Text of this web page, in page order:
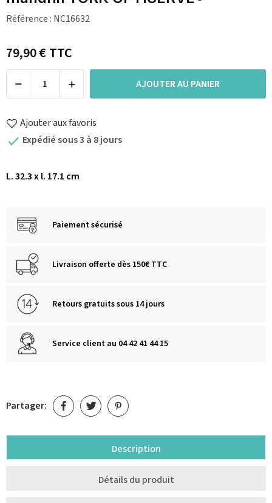
Référence : NC16632
79,90 €TTC
AJOUTER AU PANIER
Ajouter aux favoris
 Expédié sous 3 à 8 jours
L. 32.3 x l. 17.1 cm
Paiement sécurisé
Livraison offerte dès 150€ TTC
Retours gratuits sous 14 jours
Service client au 04 42 41 44 15
Partager:
Description
Détails du produit